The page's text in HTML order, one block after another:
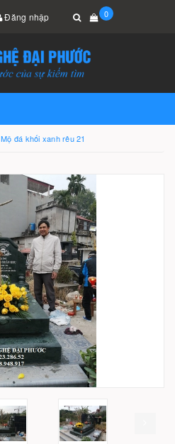
Đăng nhập 0
Mộ đá khối xanh rêu 21